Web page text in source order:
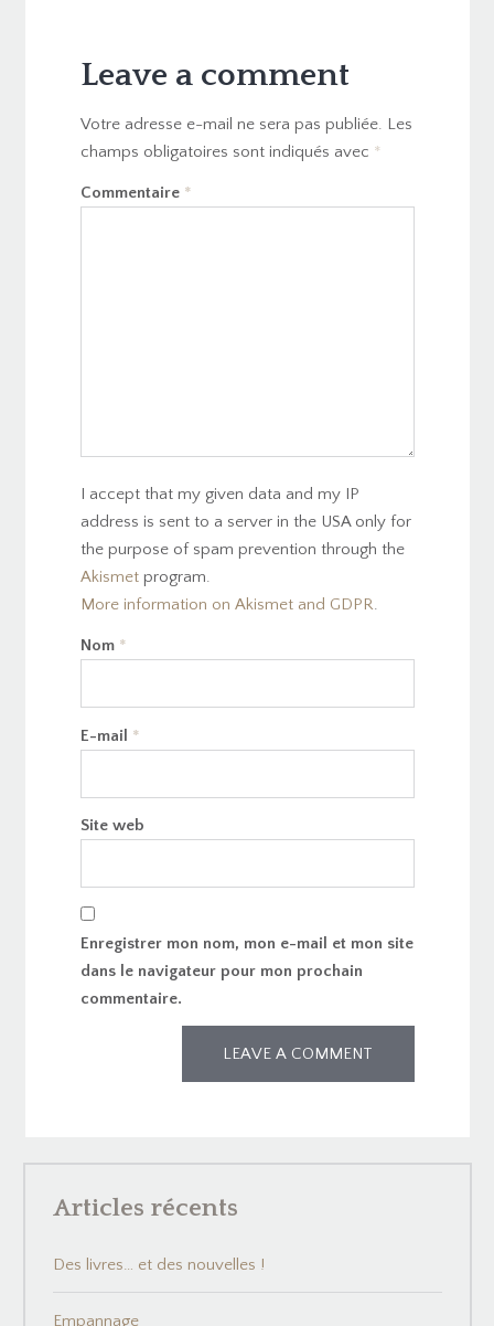
Leave a comment
Votre adresse e-mail ne sera pas publiée. Les
champs obligatoires sont indiqués avec *
Commentaire *
I accept that my given data and my IP
address is sent to a server in the USA only for
the purpose of spam prevention through the
Akismetprogram.
More information on Akismet and GDPR.
Nom *
E-mail *
Site web
Enregistrer mon nom, mon e-mail et mon site
dans le navigateur pour mon prochain
commentaire.
Articles récents
Des livres… et des nouvelles !
Empannage